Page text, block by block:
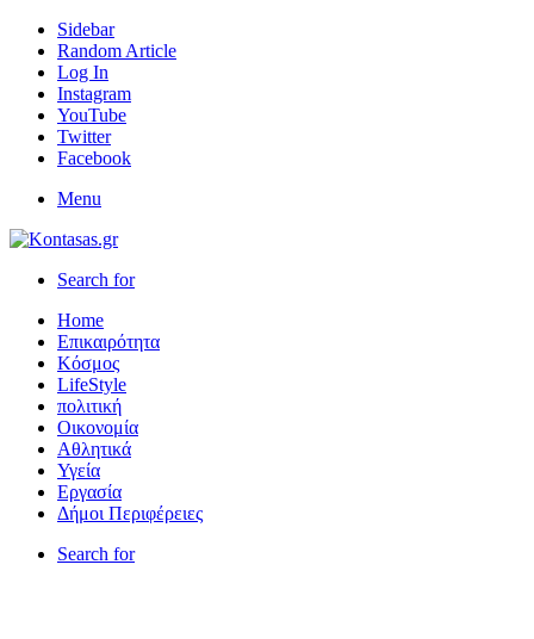
Sidebar
Random Article
Log In
Instagram
YouTube
Twitter
Facebook
Menu
Search for
Home
Επικαιρότητα
Κόσμος
LifeStyle
πολιτική
Οικονομία
Αθλητικά
Υγεία
Εργασία
Δήμοι Περιφέρειες
Search for